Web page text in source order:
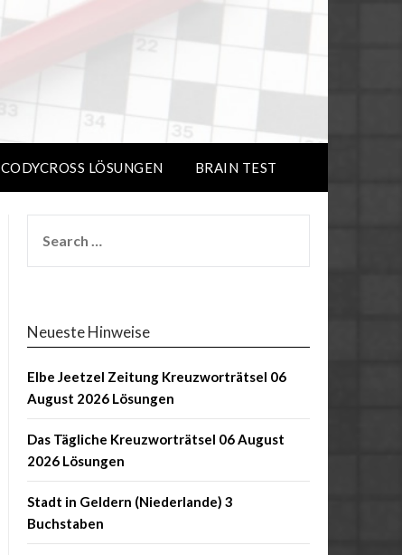
CODYCROSS LÖSUNGEN BRAIN TEST
Neueste Hinweise
Elbe Jeetzel Zeitung Kreuzworträtsel 06
August 2026 Lösungen
Das Tägliche Kreuzworträtsel 06 August
2026 Lösungen
Stadt in Geldern (Niederlande) 3
Buchstaben